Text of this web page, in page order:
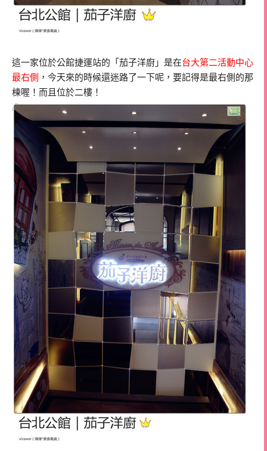
這一家位於公館捷運站的「茄子洋廚」是在台大第二活動中心
最右側 ，今天來的時候還迷路了一下呢，要記得是最右側的那
棟喔！而且位於二樓！